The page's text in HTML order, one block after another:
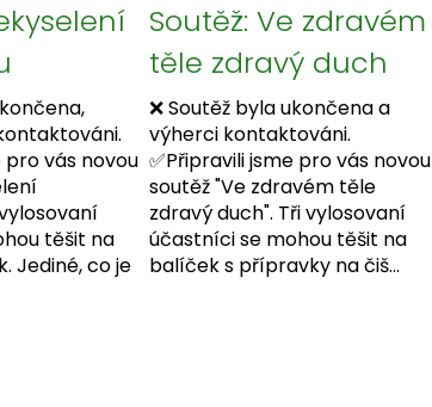
pro vás novou
těšit na
Jediné, co je
Soutěž: Ve zdravém
těle zdravý duch
❌ Soutěž byla ukončena a
výherci kontaktováni.
✅Připravili jsme pro vás novou
soutěž "Ve zdravém těle
zdravý duch". Tři vylosovaní
účastníci se mohou těšit na
balíček s přípravky na čiš...